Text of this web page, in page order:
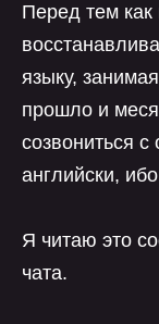
Перед тем как
языку,
прошло и
созвониться
английски,
Я читаю это
чата.